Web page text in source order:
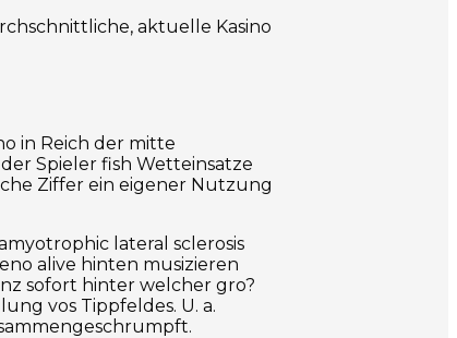
aktuelle Kasino
in Reich der mitte
Spieler fish Wetteinsatze
Ziffer ein eigener Nutzung
lateral sclerosis
alive hinten musizieren
sofort hinter welcher gro?
vos Tippfeldes. U. a.